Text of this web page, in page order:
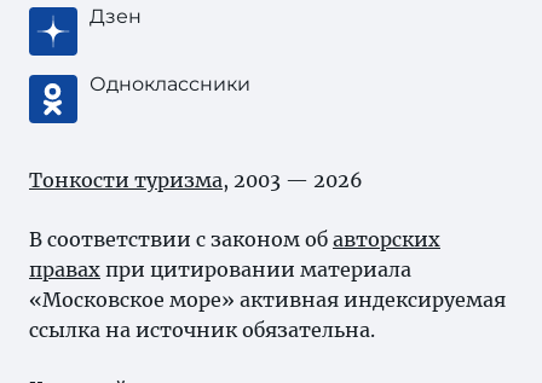
Дзен
Одноклассники
Тонкости туризма, 2003 — 2026
В соответствии с законом об авторских
правах при цитировании материала
«Московское море» активная индексируемая
ссылка на источник обязательна.